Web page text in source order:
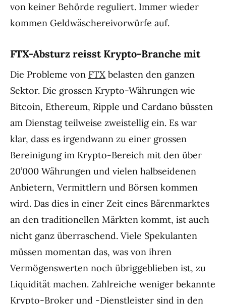
von keiner Behörde reguliert. Immer wieder
kommen Geldwäschereivorwürfe auf.
FTX-Absturz reisst Krypto-Branche mit
Die Probleme von FTX belasten den ganzen
Sektor. Die grossen Krypto-Währungen wie
Bitcoin, Ethereum, Ripple und Cardano büssten
am Dienstag teilweise zweistellig ein. Es war
klar, dass es irgendwann zu einer grossen
Bereinigung im Krypto-Bereich mit den über
20’000 Währungen und vielen halbseidenen
Anbietern, Vermittlern und Börsen kommen
wird. Das dies in einer Zeit eines Bärenmarktes
an den traditionellen Märkten kommt, ist auch
nicht ganz überraschend. Viele Spekulanten
müssen momentan das, was von ihren
Vermögenswerten noch übriggeblieben ist, zu
Liquidität machen. Zahlreiche weniger bekannte
Krypto-Broker und -Dienstleister sind in den